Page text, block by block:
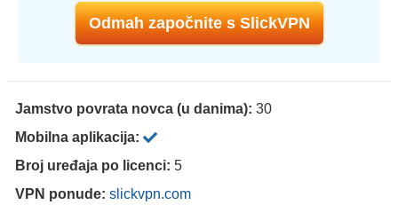
Odmah započnite s SlickVPN
Jamstvo povrata novca (u danima): 30
Mobilna aplikacija:
Broj uređaja po licenci: 5
VPN ponude: slickvpn.com